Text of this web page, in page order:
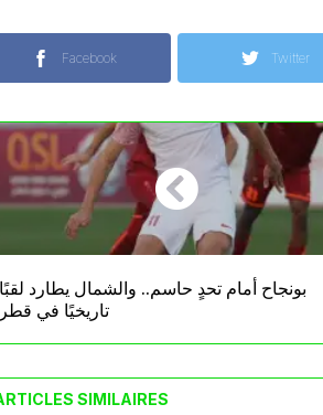
Facebook Twitter
بونجاح أمام تحدٍ حاسم.. والشمال يطارد لقبًا
تاريخيًا في قطر
SIMILAIRES